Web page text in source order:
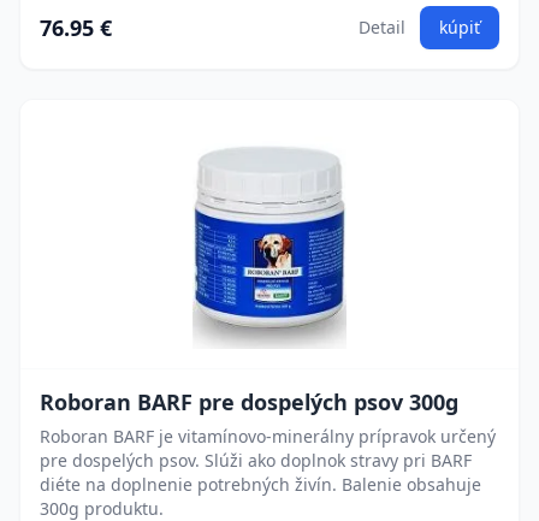
76.95 € Detail kúpiť
Roboran BARF pre dospelých psov 300g
Roboran BARF je vitamínovo-minerálny prípravok určený
pre dospelých psov. Slúži ako doplnok stravy pri BARF
diéte na doplnenie potrebných živín. Balenie obsahuje
300g produktu.